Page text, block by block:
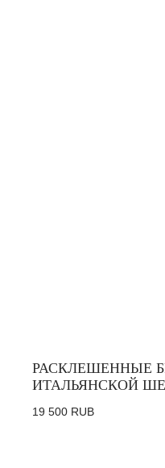
РАСКЛЕШЕННЫЕ
ИТАЛЬЯНСКОЙ
19 500 RUB